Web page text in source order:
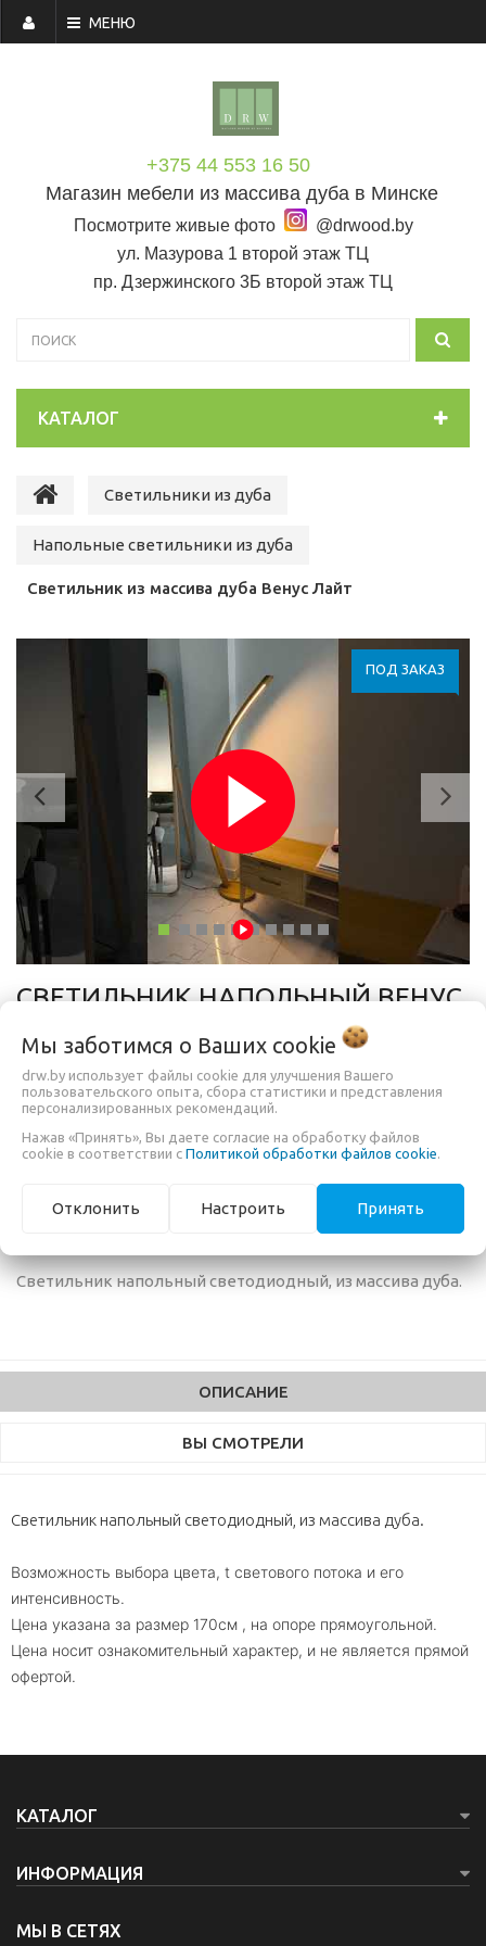
МЕНЮ
+375 44 553 16 50
Магазин мебели из массива дуба в Минске
Посмотрите живые фото
@drwood.by
ул. Мазурова 1 второй этаж ТЦ
пр. Дзержинского 3Б второй этаж ТЦ
КАТАЛОГ
Светильники из дуба
Напольные светильники из дуба
Светильник из массива дуба Венус Лайт
ПОД ЗАКАЗ
Previous
СВЕТИЛЬНИК НАПОЛЬНЫЙ ВЕНУС
ЛАЙТ
780,00 руб.
БЫСТРЫЙ ЗАКАЗ
Светильник напольный светодиодный, из массива дуба.
ОПИСАНИЕ
ВЫ СМОТРЕЛИ
Светильник напольный светодиодный, из массива дуба.
Возможность выбора цвета, t светового потока и его
интенсивность.
Цена указана за размер 170см , на опоре прямоугольной.
Цена носит ознакомительный характер, и не является прямой
офертой.
КАТАЛОГ
ИНФОРМАЦИЯ
МЫ В СЕТЯХ
Мы заботимся о Ваших cookie
drw.by использует файлы cookie для улучшения Вашего
пользовательского опыта, сбора статистики и представления
персонализированных рекомендаций.
Нажав «Принять», Вы даете согласие на обработку файлов
cookie в соответствии с Политикой обработки файлов cookie
Отклонить Настроить Принять